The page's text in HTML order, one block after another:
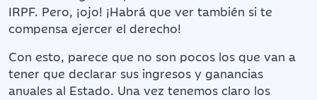
IRPF. Pero, ¡ojo! ¡Habrá que ver también si te
compensa ejercer el derecho!
Con esto, parece que no son pocos los que van a
tener que declarar sus ingresos y ganancias
anuales al Estado. Una vez tenemos claro los